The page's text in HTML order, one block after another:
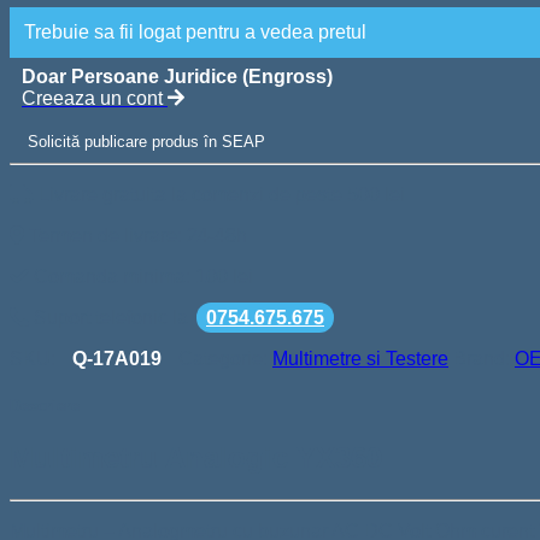
Trebuie sa fii logat pentru a vedea pretul
Doar Persoane Juridice (Engross)
Creeaza un cont
Solicită publicare produs în SEAP
0754.675.675
Q-17A019 Multimetre si Testere